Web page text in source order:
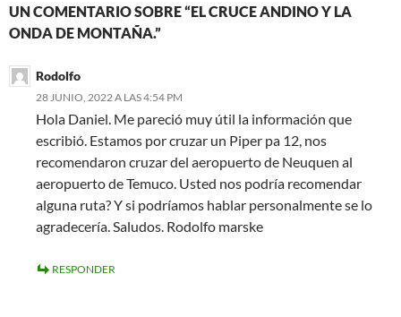
UN COMENTARIO SOBRE “EL CRUCE ANDINO Y LA
ONDA DE MONTAÑA.”
Rodolfo
28 JUNIO, 2022 A LAS 4:54 PM
Hola Daniel. Me pareció muy útil la información que
escribió. Estamos por cruzar un Piper pa 12, nos
recomendaron cruzar del aeropuerto de Neuquen al
aeropuerto de Temuco. Usted nos podría recomendar
alguna ruta? Y si podríamos hablar personalmente se lo
agradecería. Saludos. Rodolfo marske
RESPONDER